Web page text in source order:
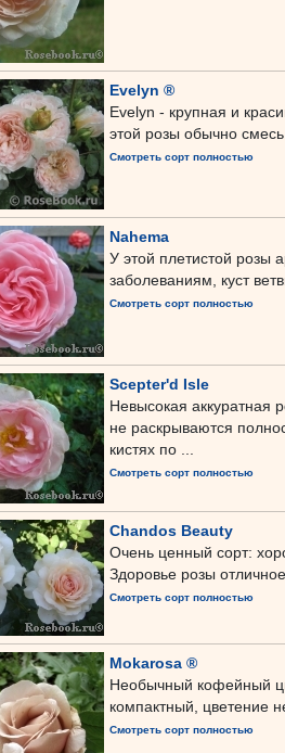
Evelyn ®
Evelyn - крупная и
этой розы обычно
Смотреть сорт полностью
Nahema
У этой плетистой розы
заболеваниям, куст
Смотреть сорт полностью
Scepter'd Isle
Невысокая аккуратная
не раскрываются
кистях по ...
Смотреть сорт полностью
Chandos Beauty
Очень ценный сорт:
Здоровье розы
Смотреть сорт полностью
Mokarosa ®
Необычный кофейный
компактный, цветение
Смотреть сорт полностью